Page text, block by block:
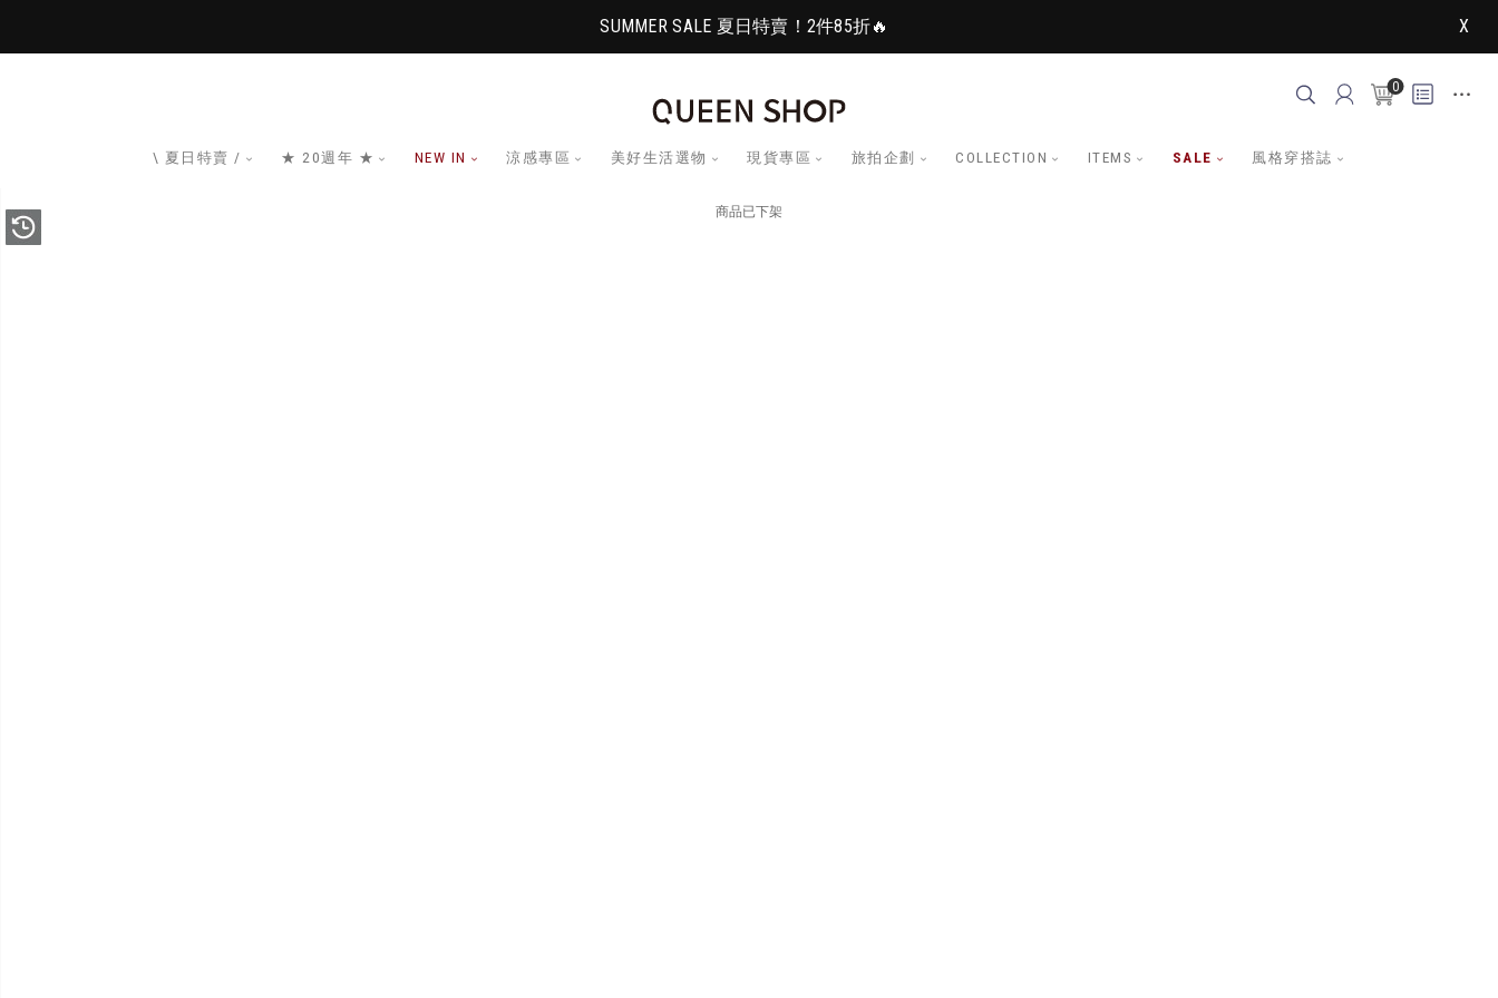
SUMMER SALE 夏日特賣！2件85折🔥 X
0
\ 夏日特賣 / ★ 20週年 ★ NEW IN 涼感專區 美好生活選物 現貨專區 旅拍企劃 COLLECTION ITEMS SALE 風格穿搭誌
商品已下架